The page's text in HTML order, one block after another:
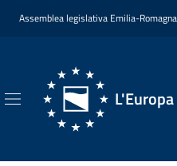
Vai al contenuto
Vai alla navigazione
Vai al footer
Assemblea legislativa Emilia-Romagna
L'Europa